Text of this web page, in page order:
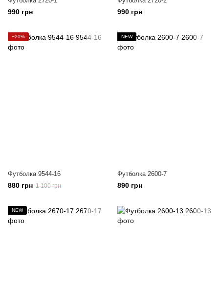
990 грн 990 грн
−20%
Футболка 9544-16
880 грн 1 100 грн
NEW
Футболка 2600-7
890 грн
NEW